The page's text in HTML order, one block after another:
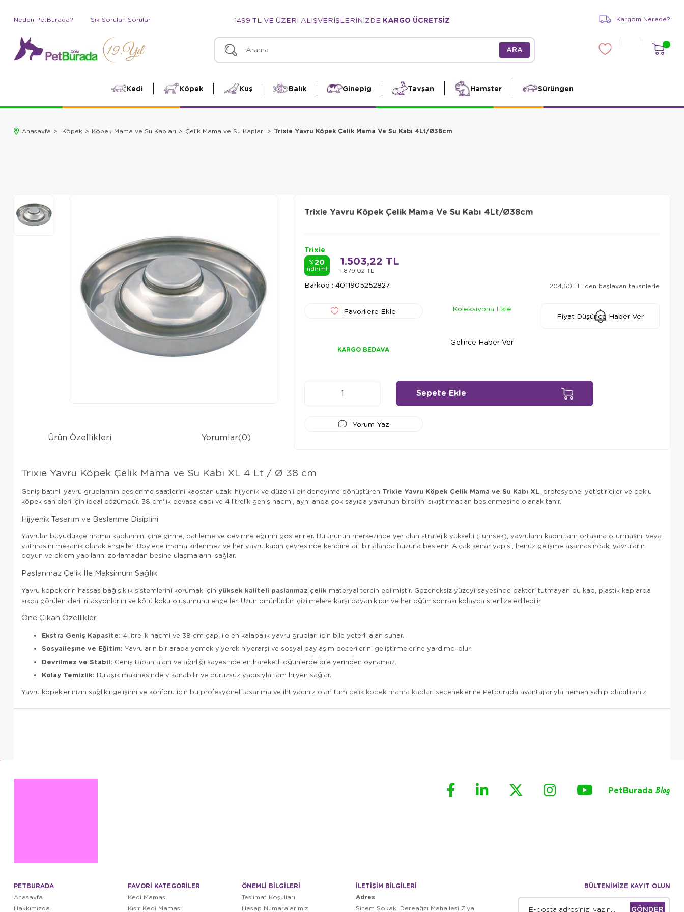
Neden PetBurada? Sık Sorulan Sorular 1499 TL VE ÜZERİ ALIŞVERİŞLERİNİZDE KARGO ÜCRETSİZ Kargom Nerede?
Kedi Köpek Kuş Balık Ginepig Tavşan Hamster Sürüngen
Anasayfa Köpek Köpek Mama ve Su Kapları Çelik Mama ve Su Kapları Trixie Yavru Köpek Çelik Mama Ve Su Kabı 4Lt/Ø38cm
Trixie Yavru Köpek Çelik Mama Ve Su Kabı 4Lt/Ø38cm
Trixie
%20
indirimli 1.879,02 TL
1.503,22 TL
Barkod : 4011905252827 204,60 TL 'den başlayan taksitlerle
Favorilere Ekle
Koleksiyona Ekle
Fiyat Düşünce Haber Ver
KARGO BEDAVA
Gelince Haber Ver
Yorum Yaz
Ürün Özellikleri Yorumlar(0)
Trixie Yavru Köpek Çelik Mama ve Su Kabı XL 4 Lt / Ø 38 cm
Geniş batınlı yavru gruplarının beslenme saatlerini kaostan uzak, hijyenik ve düzenli bir deneyime dönüştüren Trixie Yavru Köpek Çelik Mama ve Su Kabı XL, profesyonel yetiştiriciler ve çoklu
köpek sahipleri için ideal çözümdür. 38 cm'lik devasa çapı ve 4 litrelik geniş hacmi, aynı anda çok sayıda yavrunun birbirini sıkıştırmadan beslenmesine olanak tanır.
Hijyenik Tasarım ve Beslenme Disiplini
Yavrular büyüdükçe mama kaplarının içine girme, patileme ve devirme eğilimi gösterirler. Bu ürünün merkezinde yer alan stratejik yükselti (tümsek), yavruların kabın tam ortasına oturmasını veya
yatmasını mekanik olarak engeller. Böylece mama kirlenmez ve her yavru kabın çevresinde kendine ait bir alanda huzurla beslenir. Alçak kenar yapısı, henüz gelişme aşamasındaki yavruların
boyun ve eklem yapılarını zorlamadan besine ulaşmalarını sağlar.
Paslanmaz Çelik İle Maksimum Sağlık
Yavru köpeklerin hassas bağışıklık sistemlerini korumak için yüksek kaliteli paslanmaz çelik materyal tercih edilmiştir. Gözeneksiz yüzeyi sayesinde bakteri tutmayan bu kap, plastik kaplarda
sıkça görülen deri iritasyonlarını ve kötü koku oluşumunu engeller. Uzun ömürlüdür, çizilmelere karşı dayanıklıdır ve her öğün sonrası kolayca sterilize edilebilir.
Öne Çıkan Özellikler
Ekstra Geniş Kapasite: 4 litrelik hacmi ve 38 cm çapı ile en kalabalık yavru grupları için bile yeterli alan sunar.
Sosyalleşme ve Eğitim: Yavruların bir arada yemek yiyerek hiyerarşi ve sosyal paylaşım becerilerini geliştirmelerine yardımcı olur.
Devrilmez ve Stabil: Geniş taban alanı ve ağırlığı sayesinde en hareketli öğünlerde bile yerinden oynamaz.
Kolay Temizlik: Bulaşık makinesinde yıkanabilir ve pürüzsüz yapısıyla tam hijyen sağlar.
Yavru köpeklerinizin sağlıklı gelişimi ve konforu için bu profesyonel tasarıma ve ihtiyacınız olan tüm çelik köpek mama kapları seçeneklerine Petburada avantajlarıyla hemen sahip olabilirsiniz.
PetBurada Blog
PETBURADA
Anasayfa
Hakkımızda
FAVORİ KATEGORİLER
Kedi Maması
Kısır Kedi Maması
ÖNEMLİ BİLGİLERİ
Teslimat Koşulları
Hesap Numaralarımız
İLETİŞİM BİLGİLERİ
Adres
Sinem Sokak, Dereağzı Mahallesi Ziya
BÜLTENİMİZE KAYIT OLUN
GÖNDER